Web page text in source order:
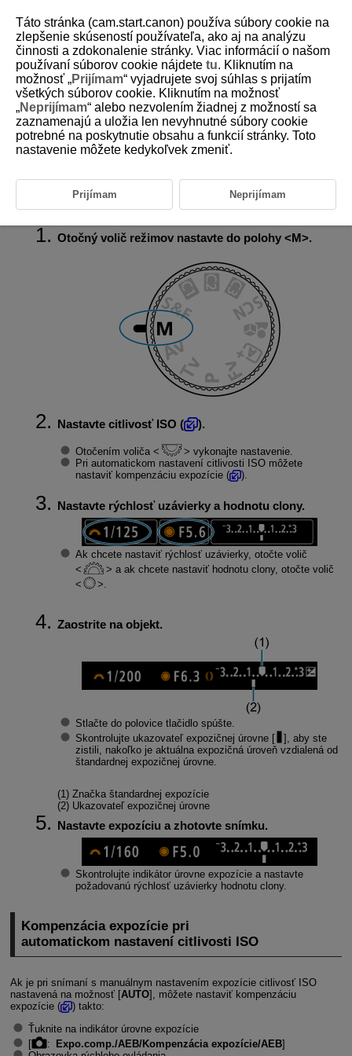
D388-054
M: Manuálne nastavenie expozície
Kompenzácia expozície pri automatickom nastavení citlivosti ISO
znamená Manual (manuálne).
Otočný volič režimov nastavte do polohy M .
Nastavte citlivosť ISO ( ).
Otočením voliča
vykonajte nastavenie.
Pri automatickom nastavení citlivosti ISO môžete
nastaviť kompenzáciu expozície (
).
Nastavte rýchlosť uzávierky a hodnotu clony.
Ak chcete nastaviť rýchlosť uzávierky, otočte volič
a ak chcete nastaviť hodnotu clony, otočte volič
.
Zaostrite na objekt.
Stlačte do polovice tlačidlo spúšte.
Skontrolujte ukazovateľ expozičnej úrovne [
], aby ste
zistili, nakoľko je aktuálna expozičná úroveň vzdialená od
štandardnej expozičnej úrovne.
(1) Značka štandardnej expozície
(2) Ukazovateľ expozičnej úrovne
Nastavte expozíciu a zhotovte snímku.
Skontrolujte indikátor úrovne expozície a nastavte
požadovanú rýchlosť uzávierky hodnotu clony.
Kompenzácia expozície pri
automatickom nastavení citlivosti ISO
Ak je pri snímaní s manuálnym nastavením expozície citlivosť ISO
nastavená na možnosť [AUTO], môžete nastaviť kompenzáciu
expozície (
) takto:
Ťuknite na indikátor úrovne expozície
[
: Expo.comp./AEB/Kompenzácia expozície/AEB]
Táto stránka (cam.start.canon) používa súbory cookie na
zlepšenie skúseností používateľa, ako aj na analýzu
činnosti a zdokonalenie stránky. Viac informácií o našom
používaní súborov cookie nájdete tu. Kliknutím na
možnosť „Prijímam“ vyjadrujete svoj súhlas s prijatím
všetkých súborov cookie. Kliknutím na možnosť
„Neprijímam“ alebo nezvolením žiadnej z možností sa
zaznamenajú a uložia len nevyhnutné súbory cookie
potrebné na poskytnutie obsahu a funkcií stránky. Toto
nastavenie môžete kedykoľvek zmeniť.
Prijímam Neprijímam